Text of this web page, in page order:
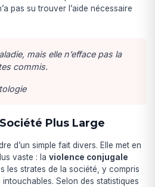
pas su trouver l’aide nécessaire
mais elle n’efface pas la
commis.
Plus Large
d’un simple fait divers. Elle met en
vaste : laviolence conjugale
les strates de la société, y compris
Selon des statistiques